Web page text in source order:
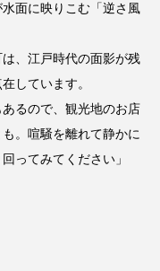
面に映りこむ「逆さ風
、江戸時代の面影が残
しています。
あるので、観光地のお店
。喧騒を離れて静かに
ってみてください」